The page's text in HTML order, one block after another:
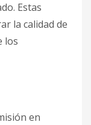
Estas
la calidad de
los
en